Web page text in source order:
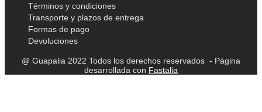
Términos y condiciones
Transporte y plazos de entrega
Formas de pago
Devoluciones
@ Guapalia 2022 Todos los derechos reservados - Página
desarrollada con Fastalia